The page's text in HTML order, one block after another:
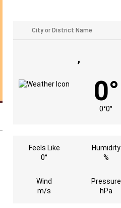
,
0°
0°0°
Feels Like
0°
Humidity
%
Wind
m/s
Pressure
hPa